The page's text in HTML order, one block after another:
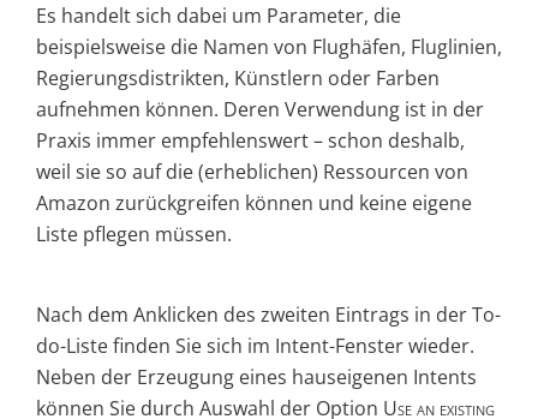
Es handelt sich dabei um Parameter, die
beispielsweise die Namen von Flughäfen, Fluglinien,
Regierungsdistrikten, Künstlern oder Farben
aufnehmen können. Deren Verwendung ist in der
Praxis immer empfehlenswert – schon deshalb,
weil sie so auf die (erheblichen) Ressourcen von
Amazon zurückgreifen können und keine eigene
Liste pflegen müssen.
Nach dem Anklicken des zweiten Eintrags in der To-
do-Liste finden Sie sich im Intent-Fenster wieder.
Neben der Erzeugung eines hauseigenen Intents
können Sie durch Auswahl der Option Use an existing